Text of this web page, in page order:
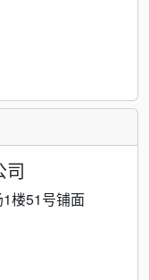
司
楼51号铺面